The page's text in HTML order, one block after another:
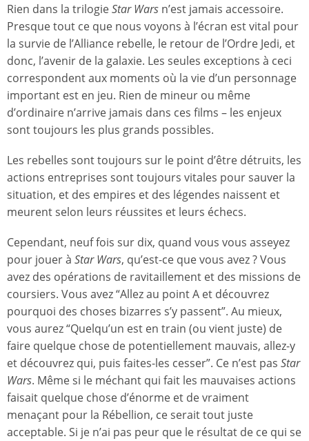
Rien dans la trilogieStar Wars n’est jamais accessoire.
Presque tout ce que nous voyons à l’écran est vital pour
la survie de l’Alliance rebelle, le retour de l’Ordre Jedi, et
donc, l’avenir de la galaxie. Les seules exceptions à ceci
correspondent aux moments où la vie d’un personnage
important est en jeu. Rien de mineur ou même
d’ordinaire n’arrive jamais dans ces films – les enjeux
sont toujours les plus grands possibles.
Les rebelles sont toujours sur le point d’être détruits, les
actions entreprises sont toujours vitales pour sauver la
situation, et des empires et des légendes naissent et
meurent selon leurs réussites et leurs échecs.
Cependant, neuf fois sur dix, quand vous vous asseyez
pour jouer à Star Wars, qu’est-ce que vous avez ? Vous
avez des opérations de ravitaillement et des missions de
coursiers. Vous avez “Allez au point A et découvrez
pourquoi des choses bizarres s’y passent”. Au mieux,
vous aurez “Quelqu’un est en train (ou vient juste) de
faire quelque chose de potentiellement mauvais, allez-y
et découvrez qui, puis faites-les cesser”. Ce n’est pas Star
Wars. Même si le méchant qui fait les mauvaises actions
faisait quelque chose d’énorme et de vraiment
menaçant pour la Rébellion, ce serait tout juste
acceptable. Si je n’ai pas peur que le résultat de ce qui se